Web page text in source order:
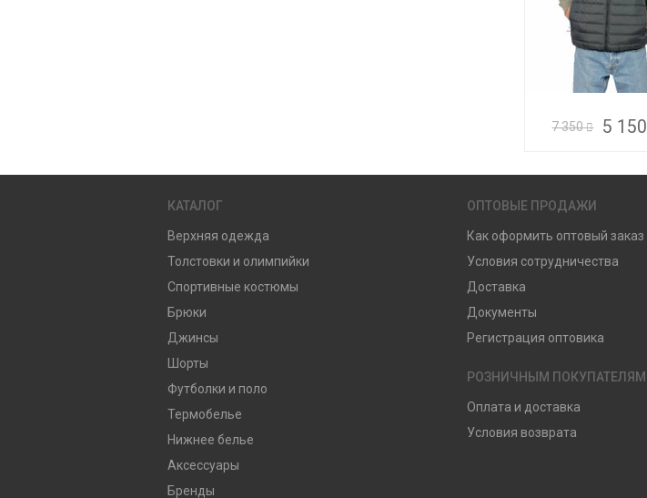
7 350 5 150
КАТАЛОГ
Верхняя одежда
Толстовки и олимпийки
Спортивные костюмы
Брюки
Джинсы
Шорты
Футболки и поло
Термобелье
Нижнее белье
Аксессуары
Бренды
ОПТОВЫЕ ПРОДАЖИ
Как оформить оптовый заказ
Условия сотрудничества
Доставка
Документы
Регистрация оптовика
РОЗНИЧНЫМ ПОКУПАТЕЛЯМ
Оплата и доставка
Условия возврата